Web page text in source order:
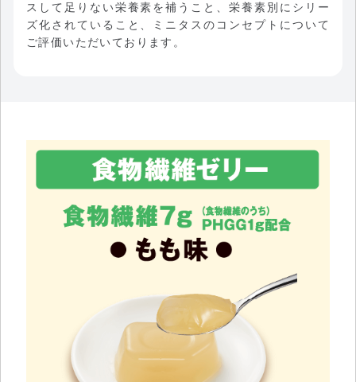
スして足りない栄養素を補うこと、栄養素別にシリー
ズ化されていること、ミニタスのコンセプトについて
ご評価いただいております。